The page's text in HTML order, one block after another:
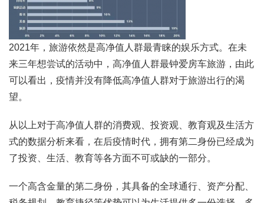
2021年，旅游依然是高净值人群最青睐的娱乐方式。在未
来三年想尝试的活动中，高净值人群最钟爱房车旅游，由此
可以看出，疫情并没有降低高净值人群对于旅游出行的渴
望。
从以上对于高净值人群的消费观、投资观、教育观及生活方
式的数据分析来看，在后疫情时代，拥有第二身份已经成为
了投资、生活、教育等各方面不可或缺的一部分。
一个高含金量的第二身份，其具备的全球通行、资产分配、